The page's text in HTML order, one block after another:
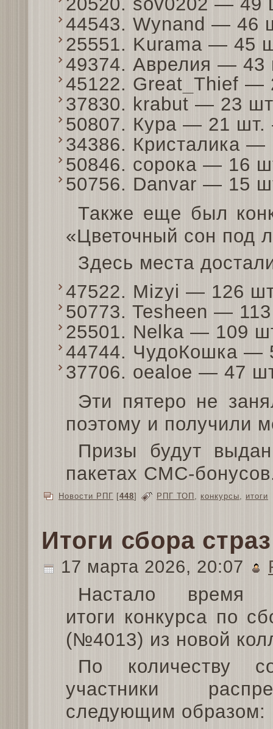
44543. Wynand — 46
25551. Kurama — 45
49374. Аврелия —
45122. Great_Thief
37830. krabut — 23
50807. Кура — 21
34386. Кристалика
50846. сорока — 16
50756. Danvar — 15
Также еще был
«Цветочный сон под
Здесь места
47522. Mizyi — 126
50773. Tesheen —
25501. Nelka — 109
44744. ЧудоКошка —
37706. oealoe — 47
Эти пятеро не
поэтому и получили
Призы будут
пакетах СМС-
Новости РПГ [448] РПГ ТОП конкурсы итоги
Итоги сбора страз
17 марта 2026, 20:07
Настало время
итоги конкурса по
(№4013) из новой
По количеству
участники
следующим образом: